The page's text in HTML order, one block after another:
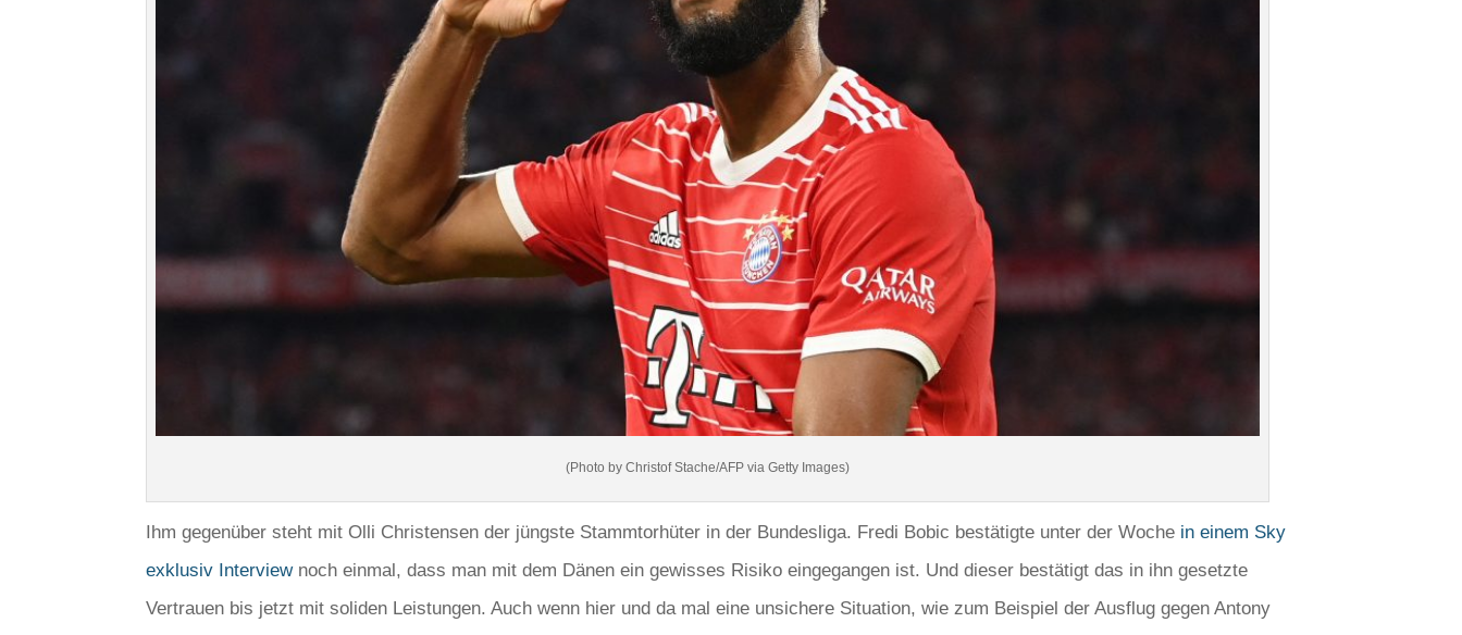
(Photo by Christof Stache/AFP via Getty Images)
Ihm gegenüber steht mit Olli Christensen der jüngste Stammtorhüter in der Bundesliga. Fredi Bobic bestätigte unter der Woche in einem Sky
exklusiv Interviewnoch einmal, dass man mit dem Dänen ein gewisses Risiko eingegangen ist. Und dieser bestätigt das in ihn gesetzte
Vertrauen bis jetzt mit soliden Leistungen. Auch wenn hier und da mal eine unsichere Situation, wie zum Beispiel der Ausflug gegen Antony